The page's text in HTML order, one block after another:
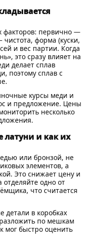
факторов: первично —
форма (куски,
и вес партии. Когда
это сразу влияет на
делает сплав
поэтому сплав с
курсы меди и
и предложение. Цены
несколько
и как их
или бронзой, не
элементов, а
Это снижает цену и
одно от
что считается
детали в коробках
по мешкам
мог быстро оценить